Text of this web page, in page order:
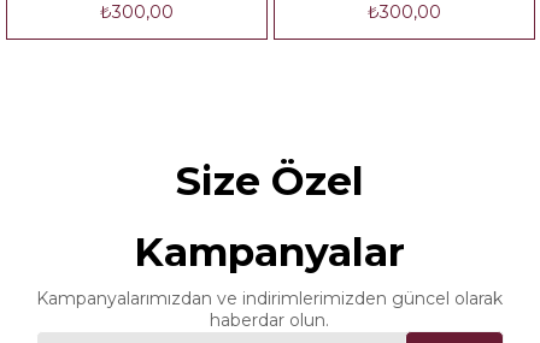
₺300,00 ₺300,00
Size Özel
Kampanyalar
Kampanyalarımızdan ve indirimlerimizden güncel olarak
haberdar olun.